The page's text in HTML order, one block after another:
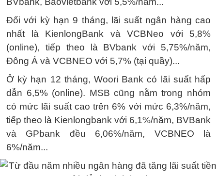
Đối với kỳ hạn 9 tháng, lãi suất ngân hàng cao
nhất là KienlongBank và VCBNeo với 5,8%
(online), tiếp theo là BVbank với 5,75%/năm,
Đông Á và VCBNEO với 5,7% (tại quầy)...
Ở kỳ hạn 12 tháng, Woori Bank có lãi suất hấp
dẫn 6,5% (online). MSB cũng nằm trong nhóm
có mức lãi suất cao trên 6% với mức 6,3%/năm,
tiếp theo là Kienlongbank với 6,1%/năm, BVBank
và GPbank đều 6,06%/năm, VCBNEO là
6%/năm...